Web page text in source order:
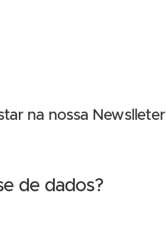
na nossa Newslleter
de dados?